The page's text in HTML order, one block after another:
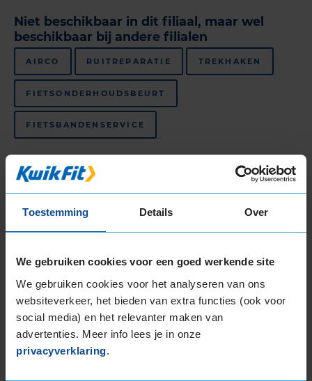
Toestemming Details Over
We gebruiken cookies voor een goed werkende site
We gebruiken cookies voor het analyseren van ons
websiteverkeer, het bieden van extra functies (ook voor
social media) en het relevanter maken van
advertenties. Meer info lees je in onze
privacyverklaring.
Niet beschikbaar in dit filiaal, maar wel
beschikbaar bij andere filialen
AIRCO RUITREPARATIE TREKHAKEN
FIETSONDERHOUDSBEURT
FIETSBANDENSERVICE
Bekijk al onzeautogarages in de regio Etten-Leur.
autobanden in Etten-Leur en
auto-onderhoud in
Klantbeoordelingen
Onderstaand tref je de meest recente
klantbeoordelingen aan van dit KwikFit filiaal. De
actuele klantbeoordeling is gebaseerd op 403
beoordelingen, met een maximale score van 10.
Hieronder zie je de 20 meest recente